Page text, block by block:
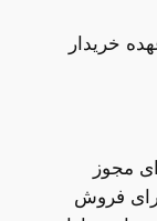
خریدار
مجوز
فروش